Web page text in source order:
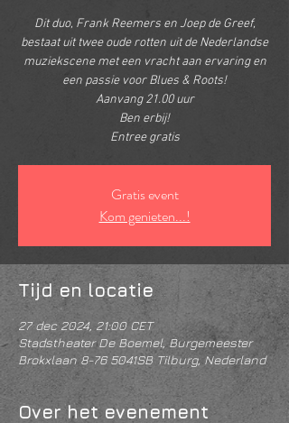
Dit duo, Frank Reemers en Joep de Greef,
bestaat uit twee oude rotten uit de Nederlandse
muziekscene met een vracht aan ervaring en
een passie voor Blues & Roots!
Aanvang 21.00 uur
Ben erbij!
Entree gratis
Gratis event
Kom genieten...!
Tijd en locatie
27 dec 2024, 21:00 CET
Stadstheater De Boemel, Burgemeester
Brokxlaan 8-76 5041SB Tilburg, Nederland
Over het evenement